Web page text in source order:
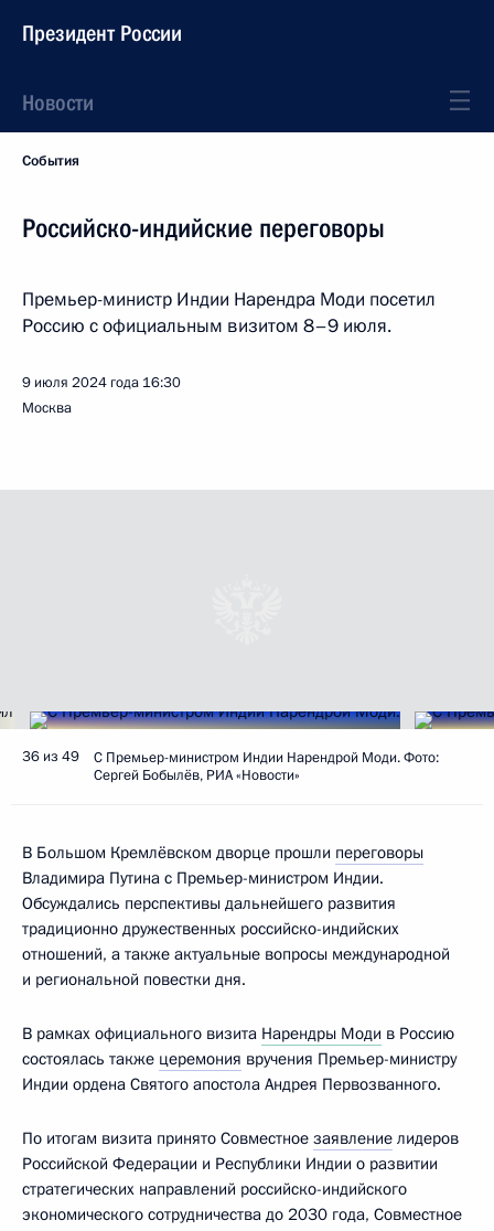
Президент России
Новости
События
Российско-индийские переговоры
Премьер-министр Индии Нарендра Моди посетил
Россию с официальным визитом 8–9 июля.
9 июля 2024 года 16:30
Москва
36 из 49
С Премьер-министром Индии Нарендрой Моди. Фото:
Сергей Бобылёв, РИА «Новости»
В Большом Кремлёвском дворце прошли переговоры
Владимира Путина с Премьер-министром Индии.
Обсуждались перспективы дальнейшего развития
традиционно дружественных российско-индийских
отношений, а также актуальные вопросы международной
и региональной повестки дня.
В рамках официального визита Нарендры Моди в Россию
состоялась также церемония вручения Премьер-министру
Индии ордена Святого апостола Андрея Первозванного.
По итогам визита принято Совместное заявление лидеров
Российской Федерации и Республики Индии о развитии
стратегических направлений российско-индийского
экономического сотрудничества до 2030 года, Совместное